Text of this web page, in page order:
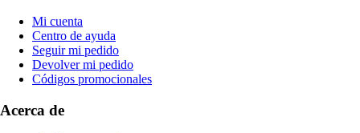
Mi cuenta
Centro de ayuda
Seguir mi pedido
Devolver mi pedido
Códigos promocionales
Acerca de